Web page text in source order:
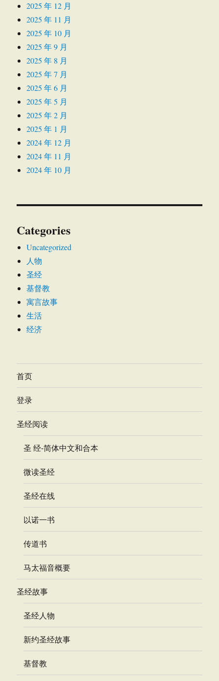
2025 年 12 月
2025 年 11 月
2025 年 10 月
2025 年 9 月
2025 年 8 月
2025 年 7 月
2025 年 6 月
2025 年 5 月
2025 年 2 月
2025 年 1 月
2024 年 12 月
2024 年 11 月
2024 年 10 月
Categories
Uncategorized
人物
圣经
基督教
寓言故事
生活
经济
首页
登录
圣经阅读
圣 经-简体中文和合本
微读圣经
圣经在线
以诺一书
传道书
马太福音概要
圣经故事
圣经人物
新约圣经故事
基督教